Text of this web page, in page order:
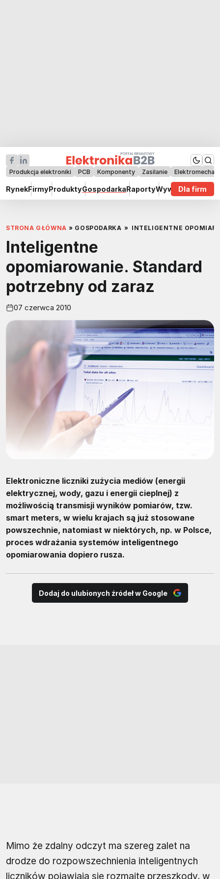
Produkcja elektroniki PCB Komponenty Zasilanie
RynekFirmyProduktyGospodarkaRaportyWywiadyDla firm
STRONA GŁÓWNA » GOSPODARKA » INTELIGENTNE
Inteligentne
opomiarowanie. Standard
potrzebny od zaraz
07 czerwca 2010
Elektroniczne liczniki zużycia mediów (energii
elektrycznej, wody, gazu i energii cieplnej) z
możliwością transmisji wyników pomiarów, tzw.
smart meters, w wielu krajach są już stosowane
powszechnie, natomiast w niektórych, np. w Polsce,
proces wdrażania systemów inteligentnego
opomiarowania dopiero rusza.
Dodaj do ulubionych źródeł w Google
Mimo że zdalny odczyt ma szereg zalet na
drodze do rozpowszechnienia inteligentnych
liczników pojawiają się rozmaite przeszkody, w